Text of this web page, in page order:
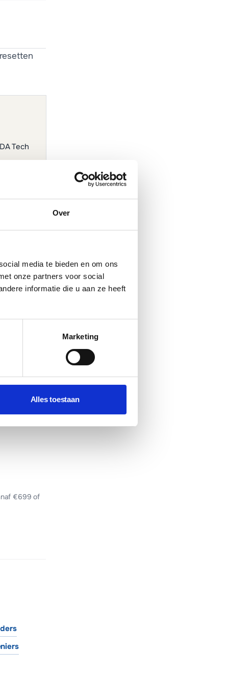
Over
media te bieden en om ons
onze partners voor social
informatie die u aan ze heeft
Marketing
Alles toestaan
Tech
€699 of